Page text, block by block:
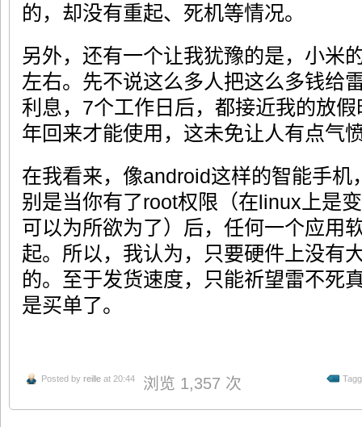
的，却没有重起、死机等情况。
另外，还有一个让我犹豫的是，小米
左右。先不说这么多人把这么多钱给
利息，7个工作日后，都接近我的放
年回来才能使用，这未免让人有点气
在我看来，像android这样的智能手机
别是当你有了root权限（在linux上是
可以为所欲为了）后，任何一个应用
起。所以，我认为，只要硬件上没有
的。至于发货速度，只能祈望雷不死
是买单了。
Posted by reille at 20:44 浏览 1,357 次